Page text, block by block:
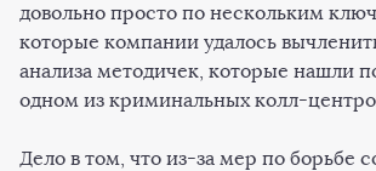
довольно просто по нескольким
которые компании удалось
анализа методичек, которые нашли
одном из криминальных колл-
Дело в том, что из-за мер по борьбе